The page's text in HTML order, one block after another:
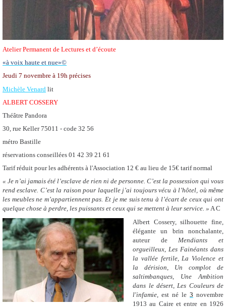
Atelier Permanent de Lectures et d’écoute
«à voix haute et nue»©
Jeudi 7 novembre à 19h précises
Michèle Venard lit
ALBERT COSSERY
Théâtre Pandora
30, rue Keller 75011 - code 32 56
métro Bastille
réservations conseillées 01 42 39 21 61
Tarif réduit pour les adhérents à l'Association 12 € au lieu de 15€ tarif normal
« Je n’ai jamais été l’esclave de rien ni de personne. C’est la possession qui vous
rend esclave. C’est la raison pour laquellej’ai toujours vécu à l’hôtel, où même
les meubles ne m’appartiennent pas. Et je me suis tenu à l’écart de ceux qui ont
quelque chose à perdre, les puissants et ceux qui se mettent à leur service. » A C
Albert Cossery, silhouette fine,
élégante un brin nonchalante,
auteur de Mendiants et
orgueilleux Les Fainéants dans
la vallée fertile, La Violence et
la dérision
Un complot de
saltimbanques
Une Ambition
dans le désert, Les Couleurs de
l'infamie ,est né le3 novembre
1913 au Caire et entre en 1926